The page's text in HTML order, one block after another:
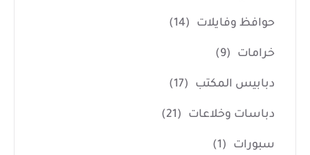
حوافظ وفايلات (14)
خرامات (9)
دبابيس المكتب (17)
دباسات وخلاعات (21)
سبورات (1)